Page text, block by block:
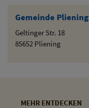
Gemeinde Pliening
Geltinger Str. 18
85652 Pliening
MEHR ENTDECKEN